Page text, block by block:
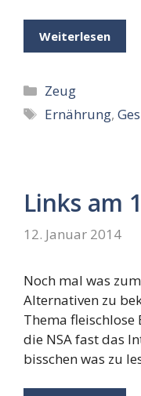
Weiterlesen
Kategorien
Zeug
Schlagwörter
Ernährung,
Links am
12. Januar 2014
Noch mal was
Alternativen zu
Thema
die NSA fast das
bisschen was zu